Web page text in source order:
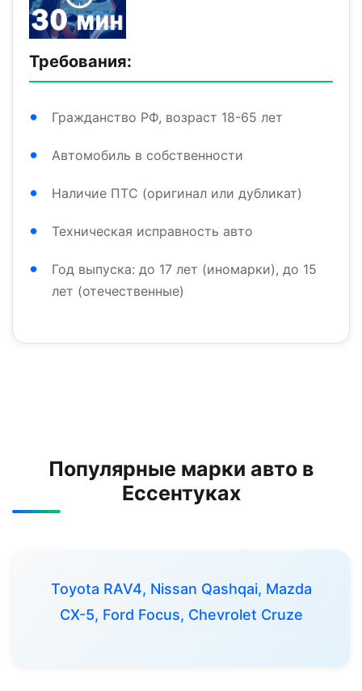
Требования:
Гражданство РФ, возраст 18-65 лет
Автомобиль в собственности
Наличие ПТС (оригинал или дубликат)
Техническая исправность авто
Год выпуска: до 17 лет (иномарки), до 15
лет (отечественные)
Популярные марки авто в
Ессентуках
Toyota RAV4, Nissan Qashqai, Mazda
CX-5, Ford Focus, Chevrolet Cruze